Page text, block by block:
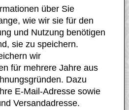
über Sie
wie wir sie für den
und Nutzung benötigen
sie zu speichern.
wir
für mehrere Jahre aus
Dazu
E-Mail-Adresse sowie
Versandadresse.